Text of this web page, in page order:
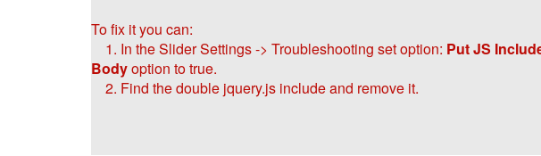
To fix it you can:
1. In the Slider Settings -> Troubleshooting set option: Put JS
Bodyoption to true.
2. Find the double jquery.js include and remove it.